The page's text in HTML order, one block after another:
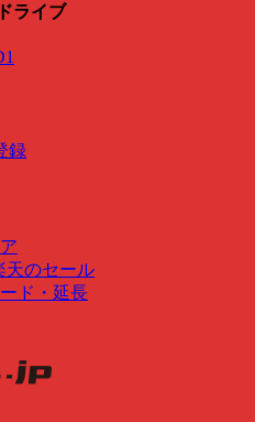
ライブ
録
天のセール
ド・延長